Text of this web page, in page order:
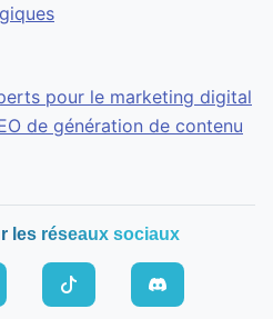
pour le marketing digital
de génération de contenu
les réseaux sociaux